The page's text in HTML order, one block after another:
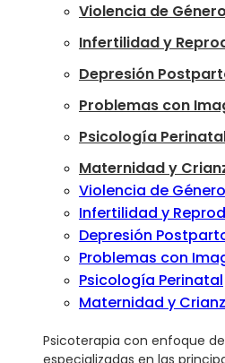
Violencia de Género
Infertilidad y
Depresión
Problemas con
Psicología
Maternidad y
Violencia de Género
Infertilidad y
Depresión
Problemas con
Psicología Perinatal
Maternidad y
Psicoterapia con enfoque
especializadas en las